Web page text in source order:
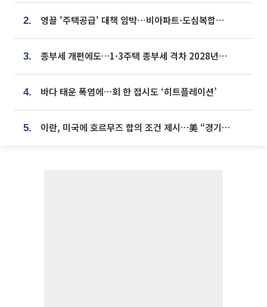
2. 영끌 '주택공급' 대책 임박⋯비아파트·도심복합까지 총동원
3. 종부세 개편에도…1·3주택 종부세 격차 2028년부터 확대
4. 바다 태운 폭염에…회 한 접시도 ‘히트플레이션’
5. 이란, 미국에 호르무즈 합의 조건 제시…美 “경기 아직 안 끝나” [종합]